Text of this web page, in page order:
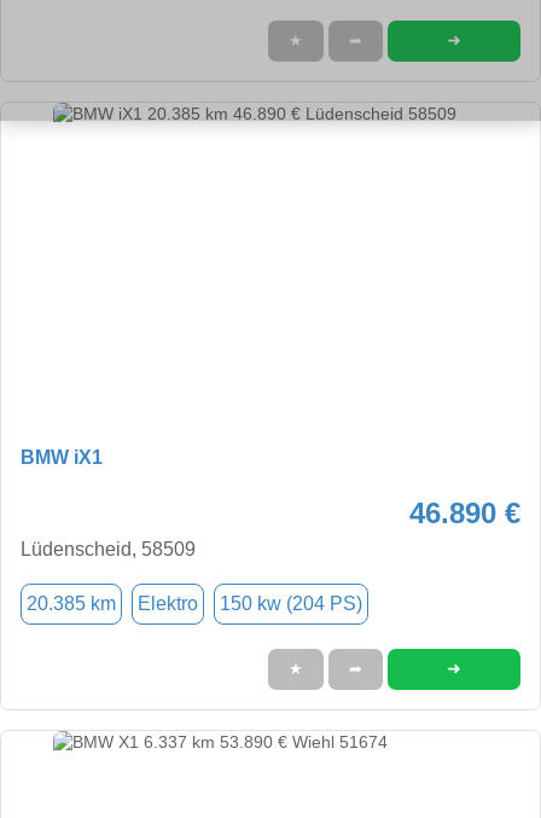
★ ➦ ➜
BMW iX1
46.890 €
Lüdenscheid, 58509
20.385 km Elektro 150 kw (204 PS)
★ ➦ ➜